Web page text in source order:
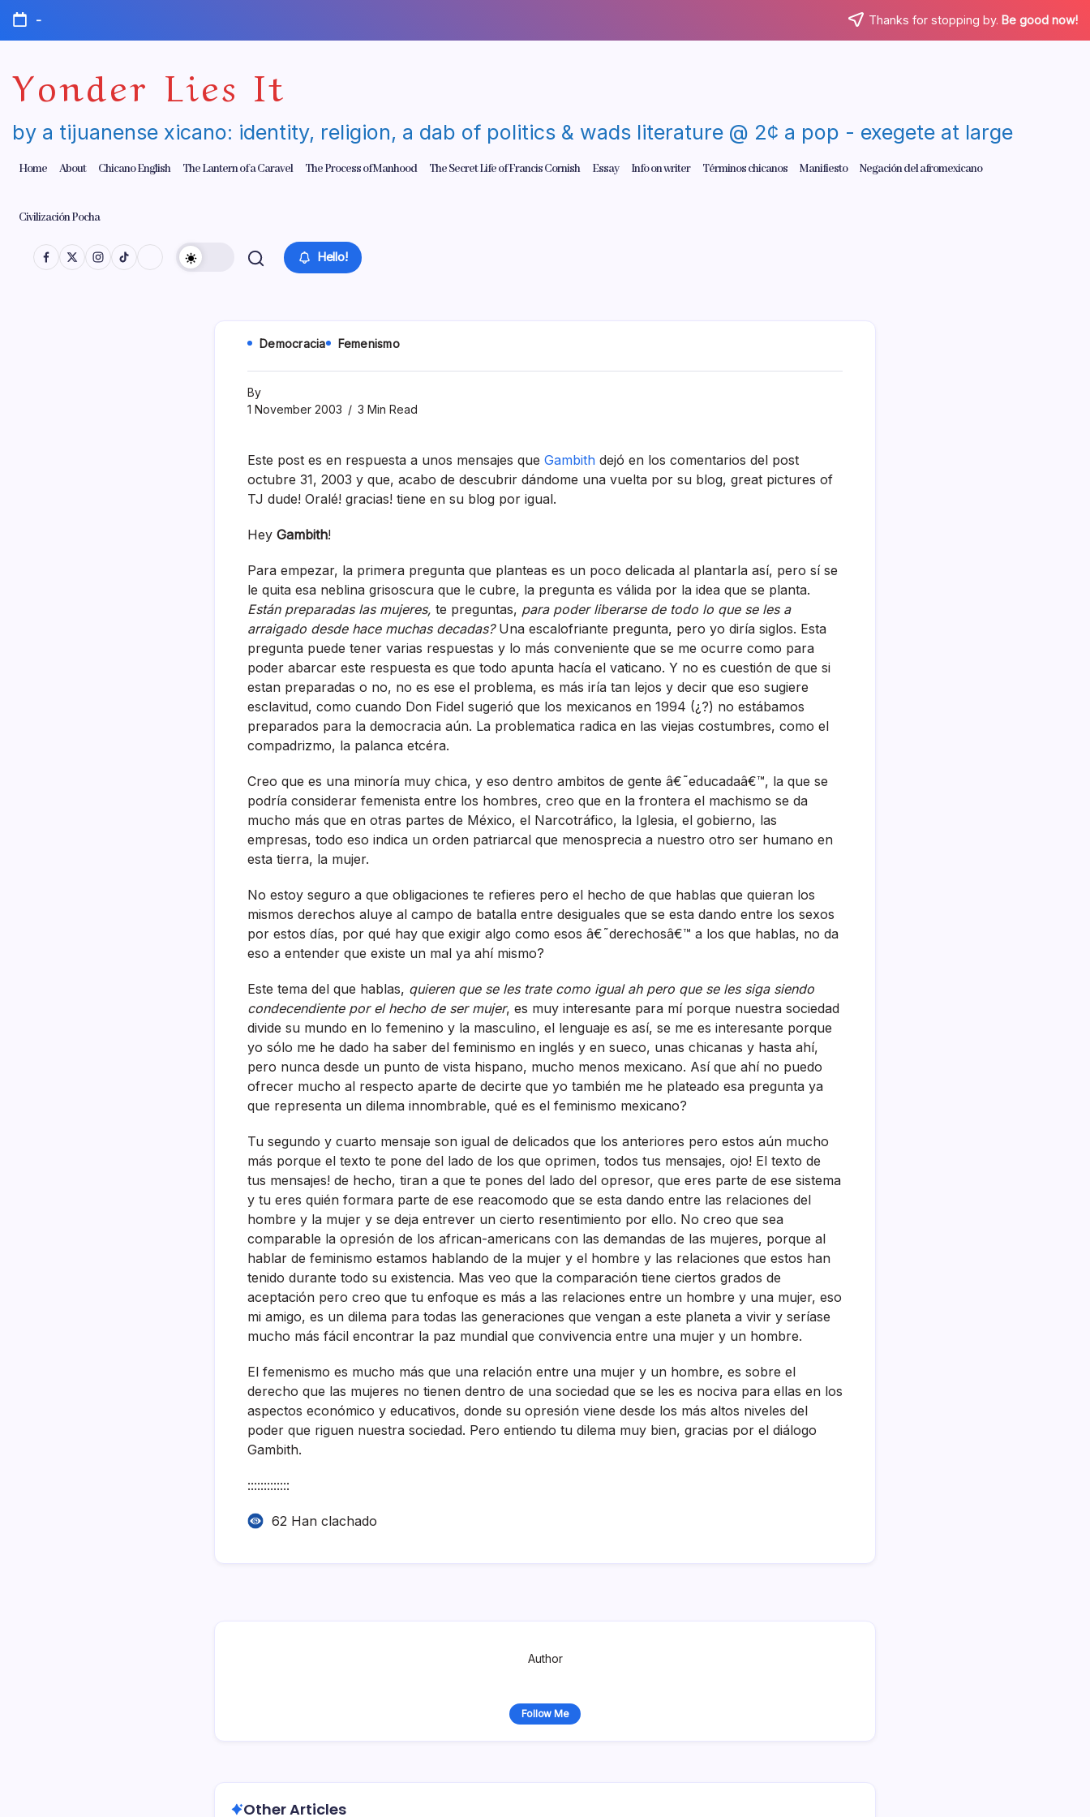
Skip
content
- Thanks for stopping by. Be good now!
Yonder Lies It
by a tijuanense xicano: identity, religion, a dab of politics & wads literature @ 2¢ a pop - exegete at large
Home About Chicano English The Lantern of a Caravel The Process of Manhood The Secret Life of Francis Cornish Essay Info on writer Términos chicanos Manifiesto Negación del afromexicano
Civilización Pocha
Hello!
Democracia Femenismo
By
1 November 2003
3 Min Read
Este post es en respuesta a unos mensajes que Gambith dejó en los comentarios del post
octubre 31, 2003 y que, acabo de descubrir dándome una vuelta por su blog, great pictures of
TJ dude! Oralé! gracias! tiene en su blog por igual.
Hey Gambith!
Para empezar, la primera pregunta que planteas es un poco delicada al plantarla así­, pero sí­ se
le quita esa neblina grisoscura que le cubre, la pregunta es válida por la idea que se planta.
Están preparadas las mujeres, te preguntas, para poder liberarse de todo lo que se les a
arraigado desde hace muchas decadas?Una escalofriante pregunta, pero yo dirí­a siglos. Esta
pregunta puede tener varias respuestas y lo más conveniente que se me ocurre como para
poder abarcar este respuesta es que todo apunta hací­a el vaticano. Y no es cuestión de que si
estan preparadas o no, no es ese el problema, es más irí­a tan lejos y decir que eso sugiere
esclavitud, como cuando Don Fidel sugerió que los mexicanos en 1994 (¿?) no estábamos
preparados para la democracia aún. La problematica radica en las viejas costumbres, como el
compadrizmo, la palanca etcéra.
Creo que es una minorí­a muy chica, y eso dentro ambitos de gente â€˜educadaâ€™, la que se
podrí­a considerar femenista entre los hombres, creo que en la frontera el machismo se da
mucho más que en otras partes de México, el Narcotráfico, la Iglesia, el gobierno, las
empresas, todo eso indica un orden patriarcal que menosprecia a nuestro otro ser humano en
esta tierra, la mujer.
No estoy seguro a que obligaciones te refieres pero el hecho de que hablas que quieran los
mismos derechos aluye al campo de batalla entre desiguales que se esta dando entre los sexos
por estos dí­as, por qué hay que exigir algo como esos â€˜derechosâ€™ a los que hablas, no da
eso a entender que existe un mal ya ahí­ mismo?
Este tema del que hablas, quieren que se les trate como igual ah pero que se les siga siendo
condecendiente por el hecho de ser mujer, es muy interesante para mí­ porque nuestra sociedad
divide su mundo en lo femenino y la masculino, el lenguaje es así­, se me es interesante porque
yo sólo me he dado ha saber del feminismo en inglés y en sueco, unas chicanas y hasta ahí­,
pero nunca desde un punto de vista hispano, mucho menos mexicano. Así­ que ahí­ no puedo
ofrecer mucho al respecto aparte de decirte que yo también me he plateado esa pregunta ya
que representa un dilema innombrable, qué es el feminismo mexicano?
Tu segundo y cuarto mensaje son igual de delicados que los anteriores pero estos aún mucho
más porque el texto te pone del lado de los que oprimen, todos tus mensajes, ojo! El texto de
tus mensajes! de hecho, tiran a que te pones del lado del opresor, que eres parte de ese sistema
y tu eres quién formara parte de ese reacomodo que se esta dando entre las relaciones del
hombre y la mujer y se deja entrever un cierto resentimiento por ello. No creo que sea
comparable la opresión de los african-americans con las demandas de las mujeres, porque al
hablar de feminismo estamos hablando de la mujer y el hombre y las relaciones que estos han
tenido durante todo su existencia. Mas veo que la comparación tiene ciertos grados de
aceptación pero creo que tu enfoque es más a las relaciones entre un hombre y una mujer, eso
mi amigo, es un dilema para todas las generaciones que vengan a este planeta a vivir y serí­ase
mucho más fácil encontrar la paz mundial que convivencia entre una mujer y un hombre.
El femenismo es mucho más que una relación entre una mujer y un hombre, es sobre el
derecho que las mujeres no tienen dentro de una sociedad que se les es nociva para ellas en los
aspectos económico y educativos, donde su opresión viene desde los más altos niveles del
poder que riguen nuestra sociedad. Pero entiendo tu dilema muy bien, gracias por el diálogo
Gambith.
:::::::::::::
62 Han clachado
Author
Follow Me
Other Articles